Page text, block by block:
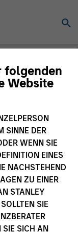
folgenden
Website
SINNE DER
WENN SIE
EINES
NACHSTEHEND
ZU EINER
STANLEY
SIE
SIE SICH AN